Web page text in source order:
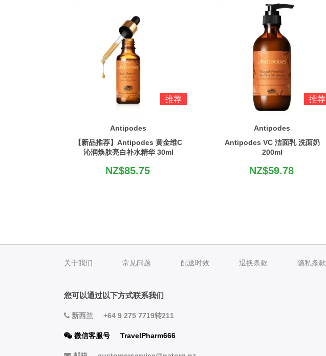
推荐
Antipodes
【新品推荐】Antipodes 黄金维C
沁润焕肤亮白补水精华 30ml
NZ$85.75
推荐
Antipodes
Antipodes VC 洁面乳 洗面奶
200ml
NZ$59.78
关于我们 常见问题 配送时效 退换条款 隐私条款
您可以通过以下方式联系我们
新西兰 +64 9 275 7719转211
微信客服号 TravelPharm666